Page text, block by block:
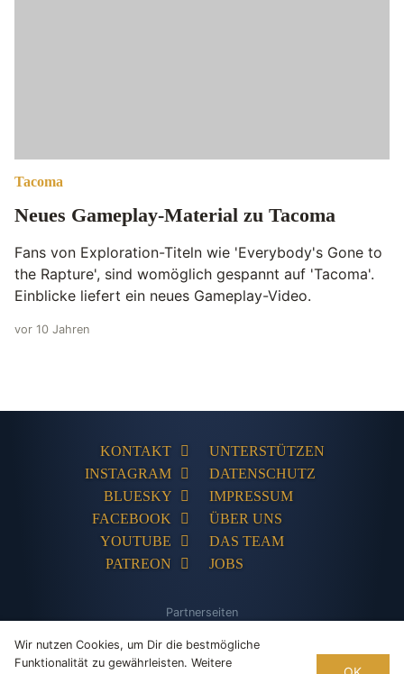
Tacoma
Neues Gameplay-Material zu Tacoma
Fans von Exploration-Titeln wie 'Everybody's Gone to
the Rapture', sind womöglich gespannt auf 'Tacoma'.
Einblicke liefert ein neues Gameplay-Video.
vor 10 Jahren
KONTAKT
INSTAGRAM
BLUESKY
FACEBOOK
YOUTUBE
PATREON
UNTERSTÜTZEN
DATENSCHUTZ
IMPRESSUM
ÜBER UNS
DAS TEAM
JOBS
Partnerseiten
Games Database
Tentakelvilla
Wir nutzen Cookies, um Dir die bestmögliche
Funktionalität zu gewährleisten. Weitere